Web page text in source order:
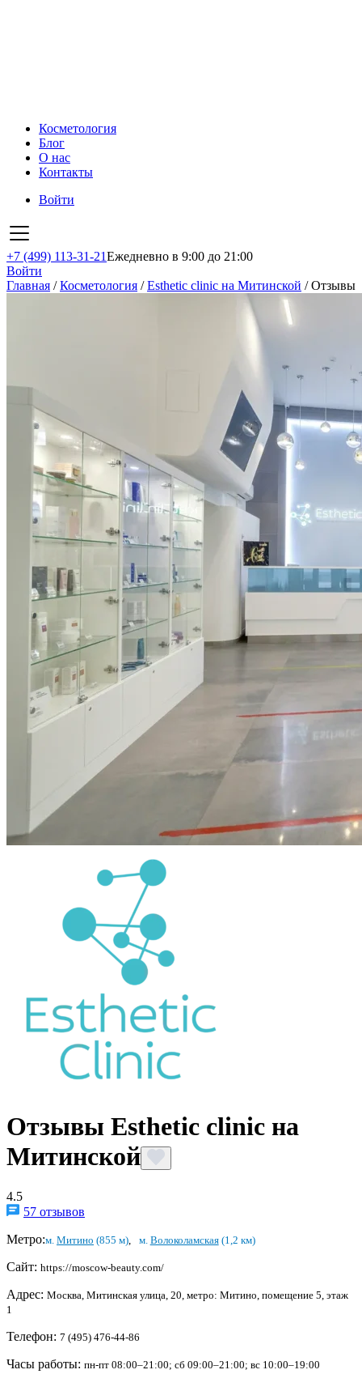
Косметология
Блог
О нас
Контакты
Войти
+7 (499) 113-31-21Ежедневно в 9:00 до 21:00
Войти
Главная /Косметология /Esthetic clinic на Митинской /Отзывы
Отзывы Esthetic clinic на
Митинской
4.5
57 отзывов
Метро:м. Митино (855 м) м. Волоколамская(1,2 км)
Сайт: https://moscow-beauty.com/
Адрес: Москва, Митинская улица, 20, метро: Митино, помещение 5, этаж
1
Телефон: 7 (495) 476-44-86
Часы работы: пн-пт 08:00–21:00; сб 09:00–21:00; вс 10:00–19:00